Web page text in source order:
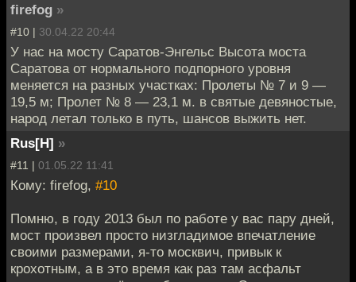
firefog »
#10 | 30.04.22 20:44
У нас на мосту Саратов-Энгельс Высота моста
Саратова от нормального подпорного уровня
меняется на разных участках: Пролеты № 7 и 9 —
19,5 м; Пролет № 8 — 23,1 м. в святые девяностые,
народ летал только в путь, шансов выжить нет.
Rus[H] »
#11 | 01.05.22 11:41
Кому: firefog, #10
Помню, в году 2013 был по работе у вас пару дней,
мост произвел просто низгладимое впечатление
своими размерами, я-то москвич, привык к
крохотным, а в это время как раз там асфальт